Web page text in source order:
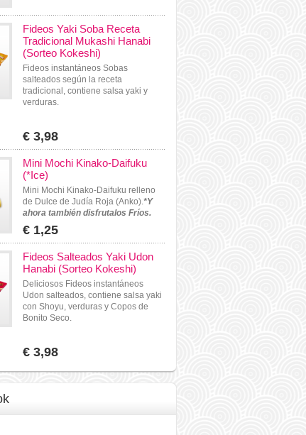
Fideos Yaki Soba Receta
Tradicional Mukashi Hanabi
(Sorteo Kokeshi)
Fideos instantáneos Sobas
salteados según la receta
tradicional, contiene salsa yaki y
verduras.
€ 3,98
Mini Mochi Kinako-Daifuku
(*Ice)
Mini Mochi Kinako-Daifuku relleno
de Dulce de Judía Roja (Anko).*Y
ahora también disfrutalos Fríos.
€ 1,25
Fideos Salteados Yaki Udon
Hanabi (Sorteo Kokeshi)
Deliciosos Fideos instantáneos
Udon salteados, contiene salsa yaki
con Shoyu, verduras y Copos de
Bonito Seco.
€ 3,98